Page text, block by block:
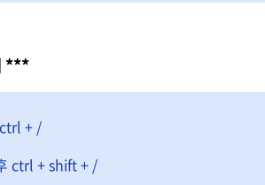
***
+ /
ctrl + shift + /